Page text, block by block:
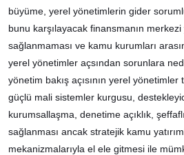
büyüme, yerel yönetimlerin gider
bunu karşılayacak finansmanın
sağlanmaması ve kamu kurumları
yerel yönetimler açsından sorunlara
yönetim bakış açısının yerel yönetimler
güçlü mali sistemler kurgusu,
kurumsallaşma, denetime açıklık,
sağlanması ancak stratejik kamu
mekanizmalarıyla el ele gitmesi ile